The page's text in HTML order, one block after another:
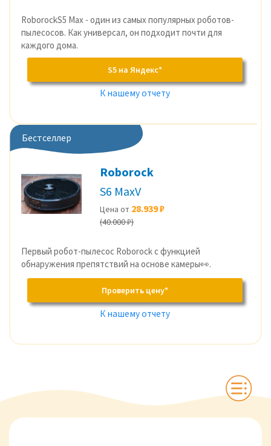
RoborockS5 Max - один из самых популярных роботов-
пылесосов. Как универсал, он подходит почти для
каждого дома.
S5 на Яндекс*
К нашему отчету
Бестселлер
Roborock
S6 MaxV
Цена от 28.939 ₽
(40.000 ₽)
Первый робот-пылесос Roborock с функцией
обнаружения препятствий на основе камеры👀.
Проверить цену*
К нашему отчету